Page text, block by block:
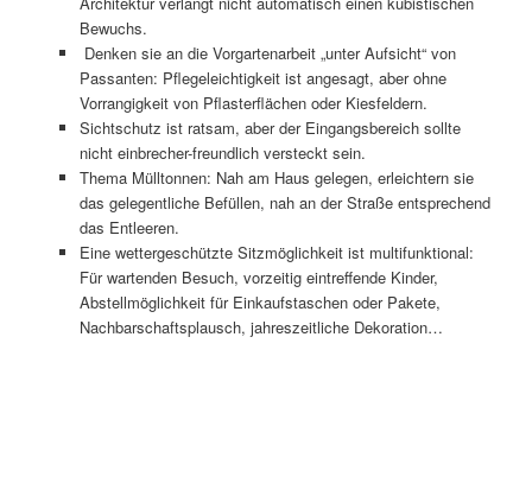
Bewuchs.
Denken sie an die Vorgartenarbeit „unter Aufsicht“ von
Passanten: Pflegeleichtigkeit ist angesagt, aber ohne
Vorrangigkeit von Pflasterflächen oder Kiesfeldern.
Sichtschutz ist ratsam, aber der Eingangsbereich sollte
nicht einbrecher-freundlich versteckt sein.
Thema Mülltonnen: Nah am Haus gelegen, erleichtern sie
das gelegentliche Befüllen, nah an der Straße entsprechend
das Entleeren.
Eine wettergeschützte Sitzmöglichkeit ist multifunktional:
Für wartenden Besuch, vorzeitig eintreffende Kinder,
Abstellmöglichkeit für Einkaufstaschen oder Pakete,
Nachbarschaftsplausch, jahreszeitliche Dekoration…